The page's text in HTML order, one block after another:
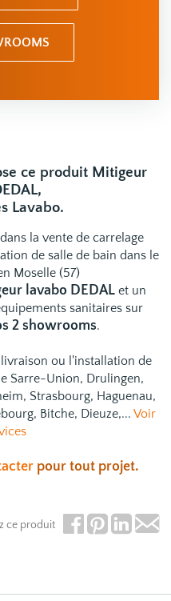
ce produit Mitigeur
Lavabo.
la vente de carrelage
de salle de bain dans le
Moselle (57)
lavabo DEDAL et un
sanitaires sur
2 showrooms.
ou l'installation de
Sarre-Union, Drulingen,
Strasbourg, Haguenau,
Bitche, Dieuze,... Voir
pour tout projet.
ce produit